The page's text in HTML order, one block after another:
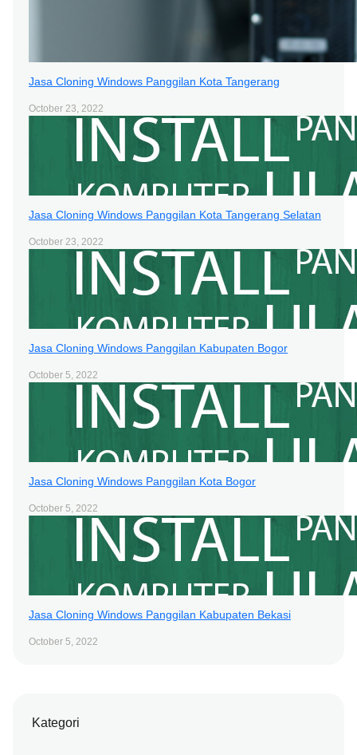
Jasa Cloning Windows Panggilan Kota Tangerang
October 23, 2022
Jasa Cloning Windows Panggilan Kota Tangerang Selatan
October 23, 2022
Jasa Cloning Windows Panggilan Kabupaten Bogor
October 5, 2022
Jasa Cloning Windows Panggilan Kota Bogor
October 5, 2022
Jasa Cloning Windows Panggilan Kabupaten Bekasi
October 5, 2022
Kategori